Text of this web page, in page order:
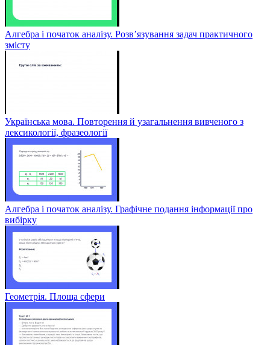
Алгебра і початок аналізу. Розв’язування задач практичного
змісту
Українська мова. Повторення й узагальнення вивченого з
лексикології, фразеології
Алгебра і початок аналізу. Графічне подання інформації про
вибірку
Геометрія. Площа сфери